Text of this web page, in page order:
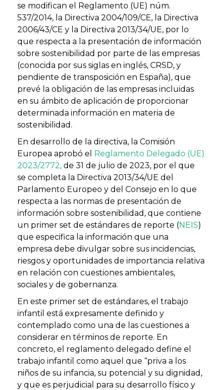
se modifican el Reglamento (UE) núm.
537/2014, la Directiva 2004/109/CE, la Directiva
2006/43/CE y la Directiva 2013/34/UE, por lo
que respecta a la presentación de información
sobre sostenibilidad por parte de las empresas
(conocida por sus siglas en inglés, CRSD, y
pendiente de transposición en España), que
prevé la obligación de las empresas incluidas
en su ámbito de aplicación de proporcionar
determinada información en materia de
sostenibilidad.
En desarrollo de la directiva, la Comisión
Europea aprobó el Reglamento Delegado (UE)
2023/2772, de 31 de julio de 2023, por el que
se completa la Directiva 2013/34/UE del
Parlamento Europeo y del Consejo en lo que
respecta a las normas de presentación de
información sobre sostenibilidad, que contiene
un primer set de estándares de reporte (NEIS)
que especifica la información que una
empresa debe divulgar sobre sus incidencias,
riesgos y oportunidades de importancia relativa
en relación con cuestiones ambientales,
sociales y de gobernanza.
En este primer set de estándares, el trabajo
infantil está expresamente definido y
contemplado como una de las cuestiones a
considerar en términos de reporte. En
concreto, el reglamento delegado define el
trabajo infantil como aquel que “priva a los
niños de su infancia, su potencial y su dignidad,
y que es perjudicial para su desarrollo físico y